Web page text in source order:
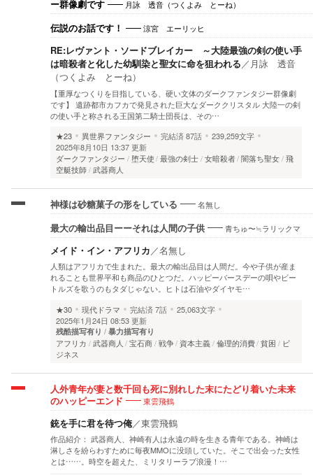
ー群像劇です 月詠 透音（つくよみ とーね）
伝説のお話です！ 涼宮 エーリッヒ
RE:レヴァント・ソードブレイカー ～大陸最強の剣の使い手
は暗殺者と化した幼馴染と聖女に命を狙われる／ 月詠 透音
（つくよみ とーね）
【重厚なつくりを目指している、硬い文体のダークファンタジー群像劇
です】 遺跡都市カフカで発見された巨大なダーククリスタル 大陸一の剣
の使い手と称される王国第二騎士団長は、その…
★23
異世界ファンタジー 完結済87話
239,259文字
2025年8月10日 13:37 更新
ダークファンタジー
堕天使 最強の剣士 女暗殺者 闇落ち聖女 飛
空艇技師 武器商人
神様は砂糖菓子の形をしている 名無し
最大の輸出品目ーーそれは人間の子供 青ちゅ〜≒ラリックマ
メイド・イン・アフリカ／名無し
人類はアフリカで生まれた。最大の輸出品目は人間だ。今や子供が産ま
れることも世界平和も商品のひとつだ。ハッピーバースデーの唄やビー
トルズを歌うのもタダじゃない。ヒトは石油やダイヤモ…
★30
現代ドラマ 完結済7話
25,063文字
2025年1月24日 08:53 更新
残酷描写有り 暴力描写有り
アフリカ 武器商人 宝石商 戦争 資本主義 倫理的消費 貧困
ビ
ジネス
人外青年が妻と数千回も死に別れした末にたどり着いた未来
のハッピーエンド
東雲飛鶴
銃を手に君を待つ俺／東雲飛鶴
作品紹介： 武器商人、神崎有人は永遠の時を生きる青年である。神崎は
淋しさを紛らわすために毎夜MMOに没頭していた。そこで出会った女性
とは……。時空を超えた、ミリタリーラブ浪漫！…